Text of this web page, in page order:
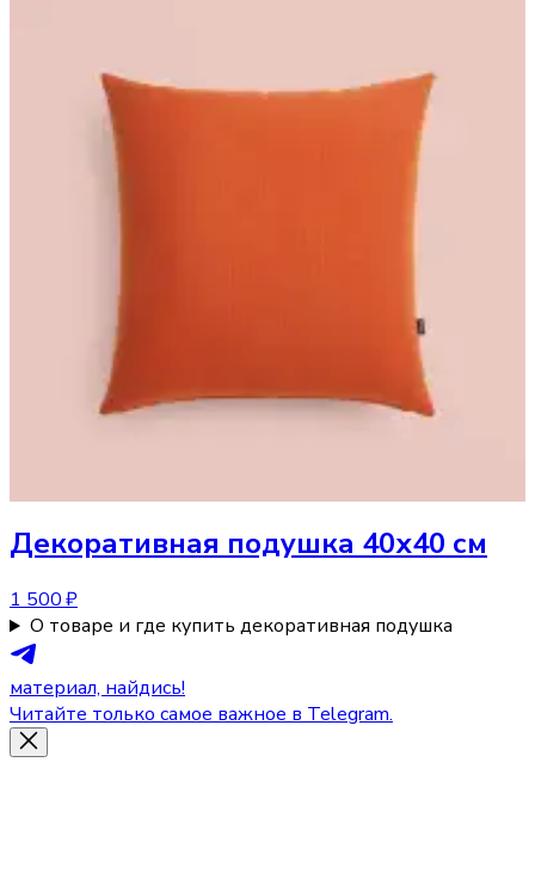
Декоративная подушка 40х40 см
1 500 ₽
О товаре и где купить декоративная подушка
материал, найдись!
Читайте только самое важное в Telegram.